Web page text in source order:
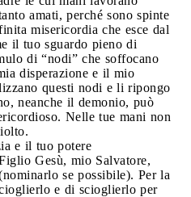
amati, perché sono spinte
misericordia che esce dal
il tuo sguardo pieno di
di “nodi” che soffocano
disperazione e il mio
questi nodi e li ripongo
neanche il demonio, può
Nelle tue mani non
e il tuo potere
Gesù, mio Salvatore,
se possibile). Per la
e di scioglierlo per